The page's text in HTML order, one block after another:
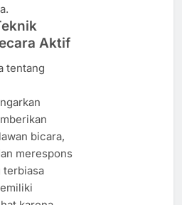
Aktif
tentang
bicara,
merespons
terbiasa